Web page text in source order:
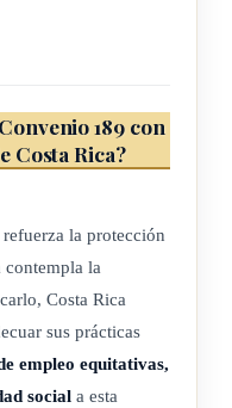
y Niños, así como
de los
y de sus
proposiciones
domésticos,
de orden del día de la
proposiciones revistan la
189 con
Costa Rica?
la protección
contempla la
Costa Rica
sus prácticas
empleo equitativas,
social a esta